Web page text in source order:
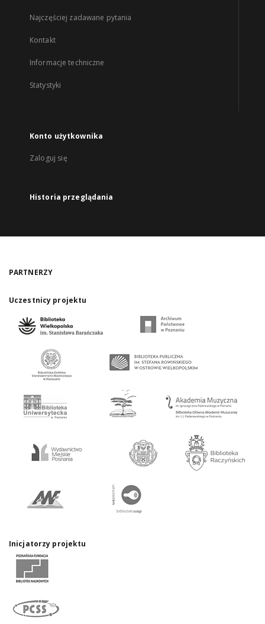
Najczęściej zadawane pytania
Kontakt
Informacje techniczne
Statystyki
Konto użytkownika
Zaloguj się
Historia przeglądania
PARTNERZY
Uczestnicy projektu
Inicjatorzy projektu